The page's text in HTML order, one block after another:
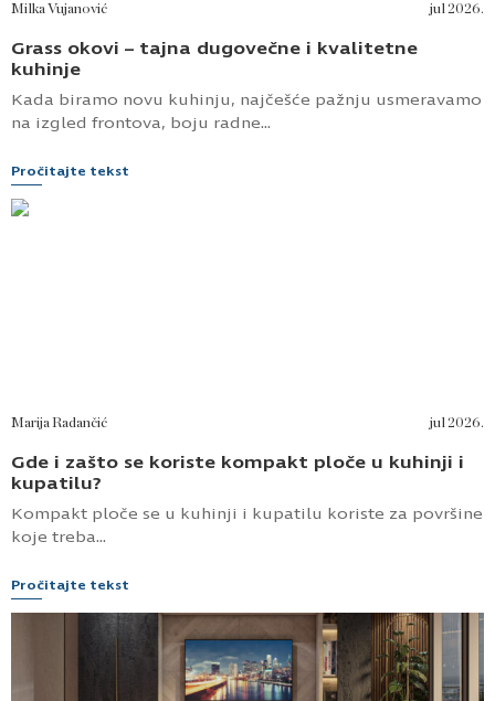
Milka Vujanović jul 2026.
Grass okovi – tajna dugovečne i kvalitetne
kuhinje
Kada biramo novu kuhinju, najčešće pažnju usmeravamo
na izgled frontova, boju radne...
Pročitajte tekst
Marija Radančić jul 2026.
Gde i zašto se koriste kompakt ploče u kuhinji i
kupatilu?
Kompakt ploče se u kuhinji i kupatilu koriste za površine
koje treba...
Pročitajte tekst